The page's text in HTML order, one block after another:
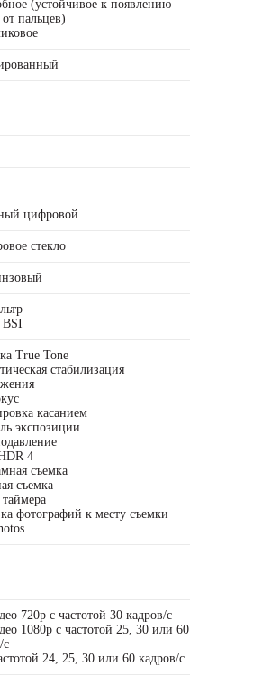
(устойчивое к появлению
от пальцев)
цифровой
стекло
BSI
True Tone
стабилизация
касанием
экспозиции
4
съемка
съемка
фотографий к месту съемки
720p с частотой 30 кадров/ с
1080p с частотой 25, 30 или 60
с
24, 25, 30 или 60 кадров/ с